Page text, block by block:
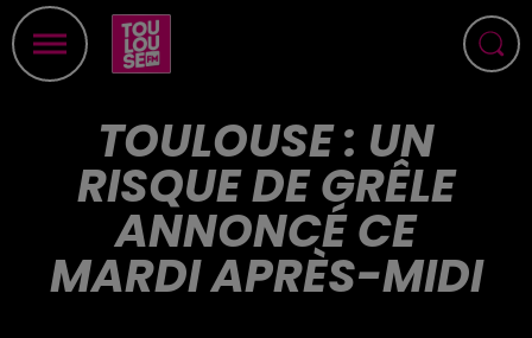
TOULOUSE : UN
RISQUE DE GRÊLE
ANNONCÉ CE
MARDI APRÈS-MIDI